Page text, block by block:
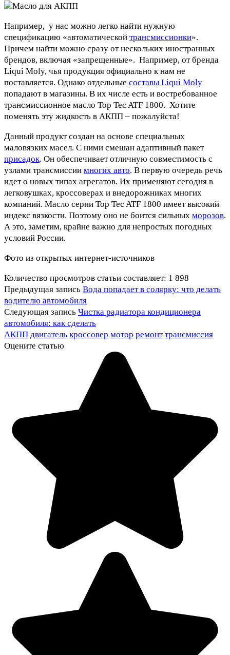
Например, у нас можно легко найти нужную
спецификацию «автоматической трансмиссионки».
Причем найти можно сразу от нескольких иностранных
брендов, включая «запрещенные». Например, от бренда
Liqui Moly, чья продукция официально к нам не
поставляется. Однако отдельные составы Liqui Moly
попадают в магазины. В их числе есть и востребованное
трансмиссионное масло Top Tec ATF 1800. Хотите
поменять эту жидкость в АКПП – пожалуйста!
Данный продукт создан на основе специальных
маловязких масел. С ними смешан адаптивный пакет
присадок. Он обеспечивает отличную совместимость с
узлами трансмиссии многих авто. В первую очередь речь
идет о новых типах агрегатов. Их применяют сегодня в
легковушках, кроссоверах и внедорожниках многих
компаний. Масло серии Top Tec ATF 1800 имеет высокий
индекс вязкости. Поэтому оно не боится сильных морозов.
А это, заметим, крайне важно для непростых погодных
условий России.
Фото из открытых интернет-источников
Количество просмотров статьи составляет: 1 898
Предыдущая запись Вода попадает в солярку: что делать
водителю автомобиля
Следующая запись Чистка радиатора кондиционера
автомобиля: как сделать
АКПП двигатель кроссовер мотор ремонт трансмиссия
Оцените статью